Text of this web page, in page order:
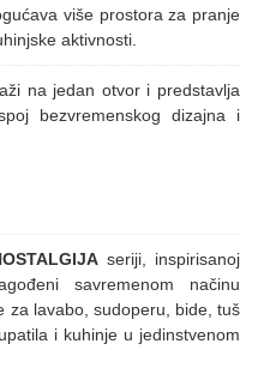
više prostora za pranje
aktivnosti.
na jedan otvor i predstavlja
bezvremenskog dizajna i
seriji, inspirisanoj
savremenom načinu
za lavabo, sudoperu, bide, tuš
i kuhinje u jedinstvenom